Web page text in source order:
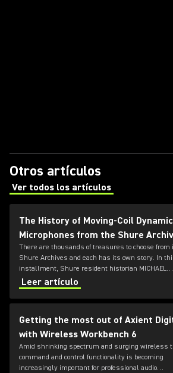
Otros artículos
Ver todos los artículos
(Opens in a new tab)
The History of Moving-Coil Dynamic
Microphones from the Shure
There are thousands of treasures to choose from
Shure Archives and each has its own story. In
installment, Shure resident historian MICHAEL
PETTERSEN explores the development of dynamic
microphones using moving-coil technology.
Leer artículo
Getting the most out of Axient
with Wireless Workbench 6
Amid shrinking spectrum and surging wireless
command and control functionality is becoming
increasingly important for professional audio